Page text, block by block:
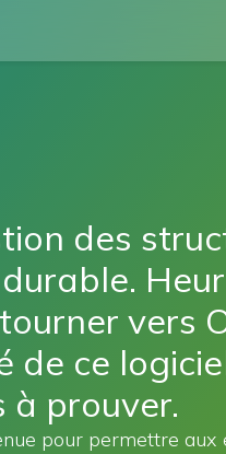
des
vers
ce
à prouver.
pour permettre